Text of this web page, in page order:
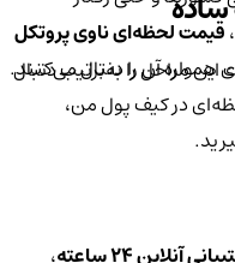
قیمت لحظه‌ای ناوی پروتکل
آن را دنبال می‌کنند.
در کیف پول من،
آنلاین ۲۴ ساعته
،
مراحل را به‌ترتیب دنبال